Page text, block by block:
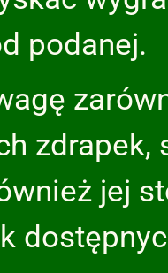
podanej.
zdrapek,
jej